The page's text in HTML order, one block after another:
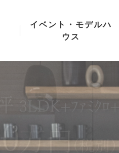
イベント・モデルハ
ウス